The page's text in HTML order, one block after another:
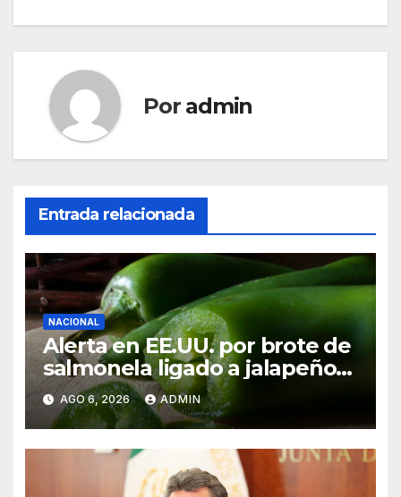
Por admin
Entrada relacionada
NACIONAL
Alerta en EE.UU. por brote de
salmonela ligado a jalapeños
mexicanos; reportan 345
casos
AGO 6, 2026 ADMIN